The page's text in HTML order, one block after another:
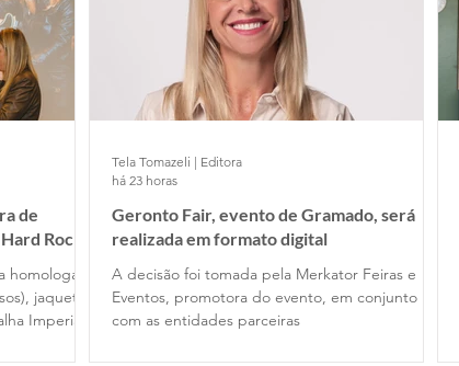
de
Rock
homologar
jaquetas
Imperial
Geronto Fair, evento de Gramado, será
realizada em formato digital
A decisão foi tomada pela Merkator Feiras e
Eventos, promotora do evento, em conjunto
com as entidades parceiras
Tela Tomazeli | Editora
há 23 horas